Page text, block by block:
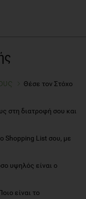
Θέσε τον Στόχο
στη διατροφή σου και
Shopping List σου, με
υψηλός είναι ο
είναι το